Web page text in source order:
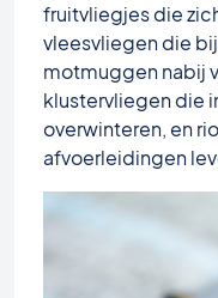
fruitvliegjes die
vleesvliegen die
motmuggen nabij
klustervliegen die
overwinteren, en
afvoerleidingen